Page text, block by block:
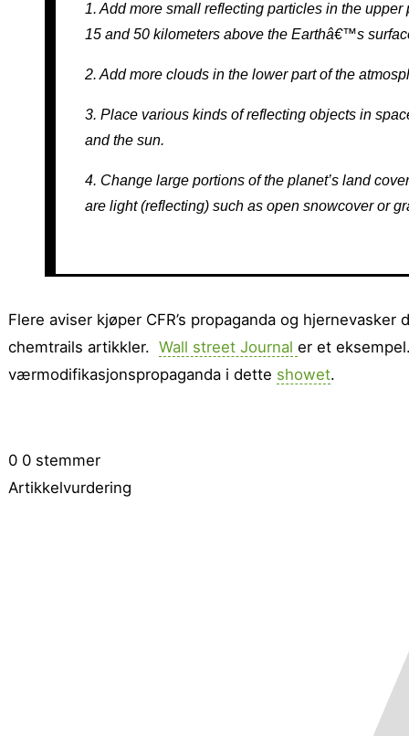
1. Add more small reflecting particles in the
15 and 50 kilometers above the Earthâ€™s
2. Add more clouds in the lower part of the
3. Place various kinds of reflecting objects in
and the sun.
4. Change large portions of the planet’s land
are light (reflecting) such as open snowcover or
Flere aviser kjøper CFR’s propaganda og
chemtrails artikkler. Wall street Journal er et
værmodifikasjonspropaganda i dette showet.
0 0 stemmer
Artikkelvurdering